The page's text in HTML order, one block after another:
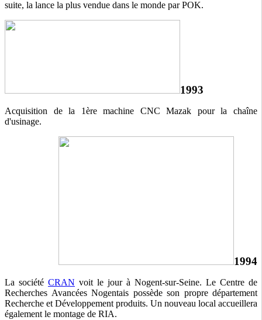
suite, la lance la plus vendue dans le monde par POK.
1993
Acquisition de la 1ère machine CNC Mazak pour la chaîne
d'usinage.
1994
La société CRAN voit le jour à Nogent-sur-Seine. Le Centre de
Recherches Avancées Nogentais possède son propre département
Recherche et Développement produits. Un nouveau local accueillera
également le montage de RIA.